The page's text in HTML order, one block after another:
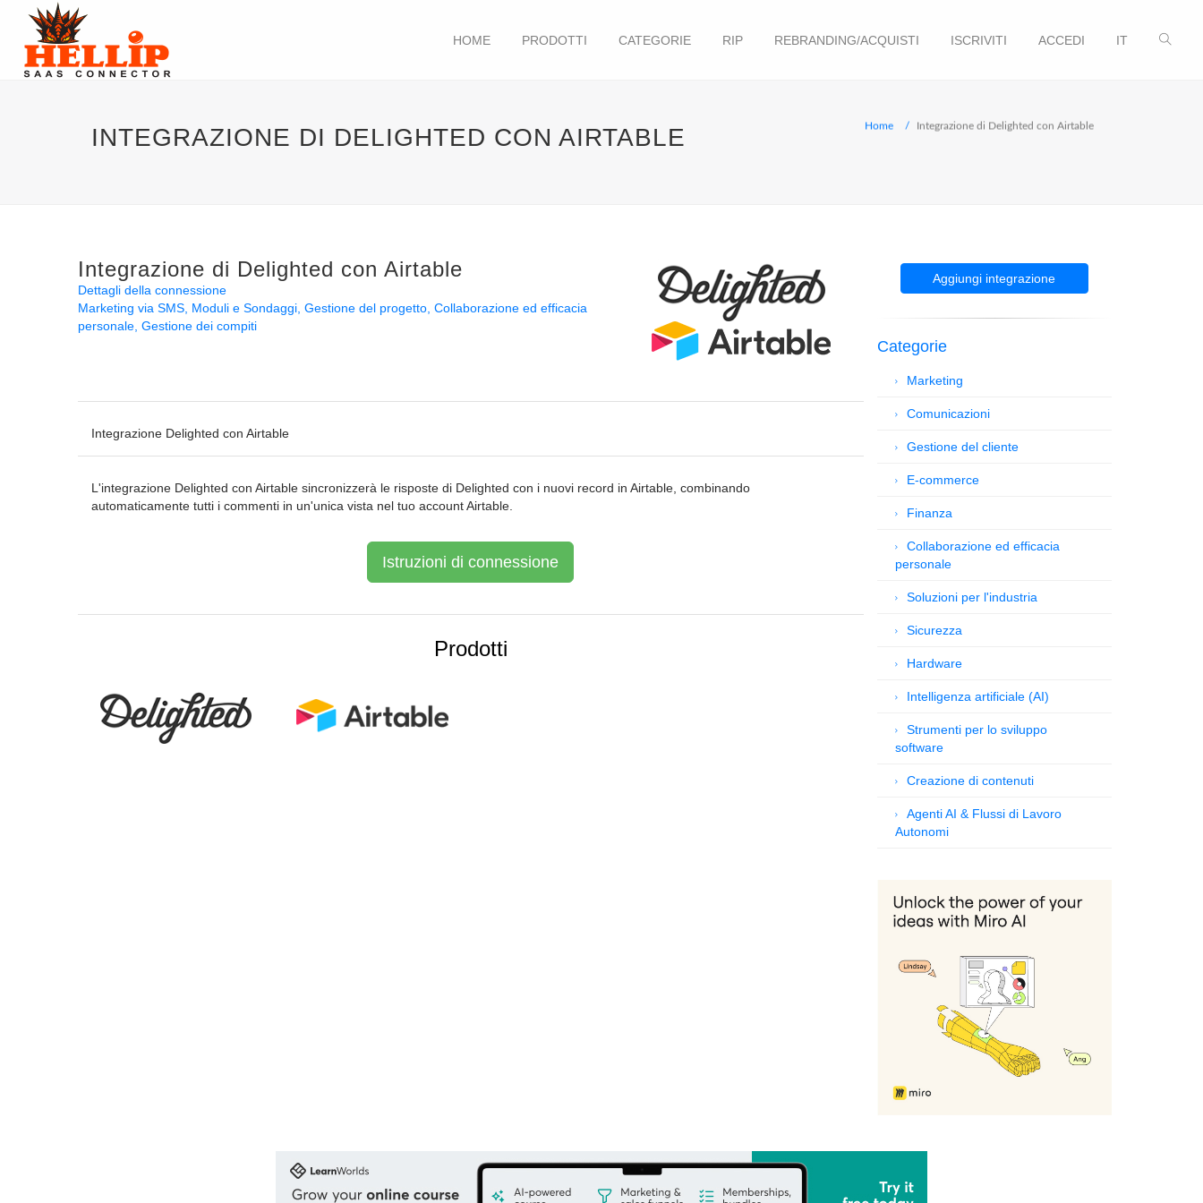
HOME PRODOTTI CATEGORIE RIP REBRANDING/ACQUISTI ISCRIVITI ACCEDI IT
INTEGRAZIONE DI DELIGHTED CON AIRTABLE Home Integrazione di Delighted con Airtable
Integrazione di Delighted con Airtable
Dettagli della connessione
Marketing via SMS Moduli e Sondaggi Gestione del progetto Collaborazione ed efficacia
personale Gestione dei compiti
Integrazione Delighted con Airtable
L'integrazione Delighted con Airtable sincronizzerà le risposte di Delighted con i nuovi record in Airtable, combinando
automaticamente tutti i commenti in un'unica vista nel tuo account Airtable.
Istruzioni di connessione
Prodotti
Aggiungi integrazione
Categorie
Marketing
Comunicazioni
Gestione del cliente
E-commerce
Finanza
Collaborazione ed efficacia
personale
Soluzioni per l'industria
Sicurezza
Hardware
Intelligenza artificiale (AI)
Strumenti per lo sviluppo
software
Creazione di contenuti
Agenti AI & Flussi di Lavoro
Autonomi